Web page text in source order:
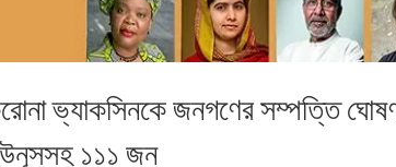
ভ্যাকসিনকে জনগণের সম্পত্তি
১১১ জন